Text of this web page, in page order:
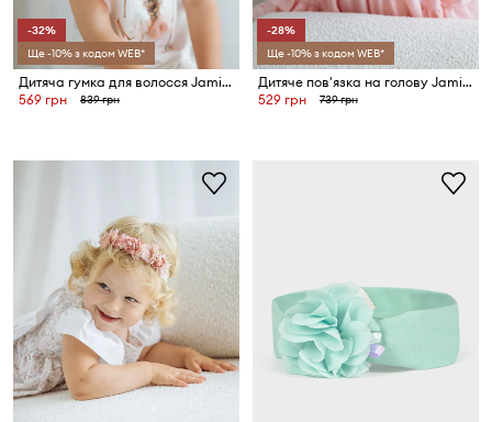
-32%
Ще -10% з кодом WEB*
Дитяча гумка для волосся Jamiks REBECCA
569 грн
839 грн
-28%
Ще -10% з кодом WEB*
Дитяче пов'язка на голову Jamiks AMANTHA
529 грн
739 грн